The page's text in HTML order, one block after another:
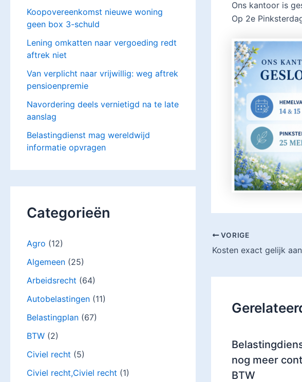
Koopovereenkomst nieuwe woning
geen box 3-schuld
Lening omkatten naar vergoeding redt
aftrek niet
Van verplicht naar vrijwillig: weg aftrek
pensioenpremie
Navordering deels vernietigd na te late
aanslag
Belastingdienst mag wereldwijd
informatie opvragen
Categorieën
Agro (12)
Algemeen (25)
Arbeidsrecht (64)
Autobelastingen (11)
Belastingplan (67)
BTW (2)
Civiel recht (5)
Civiel recht,Civiel recht (1)
Ons kantoor is
Op 2e
VORIGE
nog meer
BTW